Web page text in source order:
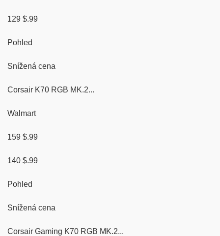
129 $.99
Pohled
Snížená cena
Corsair K70 RGB MK.2...
Walmart
159 $.99
140 $.99
Pohled
Snížená cena
Corsair Gaming K70 RGB MK.2...